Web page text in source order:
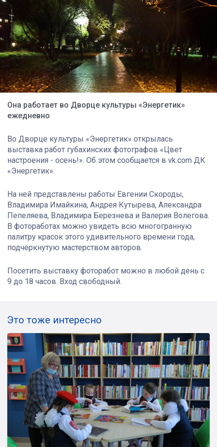
Она работает во Дворце культуры «Энергетик»
ежедневно
Во Дворце культуры «Энергетик» открылась
выставка работ губахинских фотографов «Цвет
настроения - осень!». Об этом сообщается в vk.com ДК
«Энергетик».
На ней представлены работы Евгении Скороды,
Владимира Имайкина, Андрея Кутырева, Александра
Пепеляева, Владимира Березнева и Валерия Волегова.
В фотоработах можно увидеть всю многогранную
палитру красок этого удивительного времени года,
подчёркнутую мастерством авторов.
Посетить выставку фоторабот можно в любой день с
9 до 18 часов. Вход свободный.
Это тоже интересно